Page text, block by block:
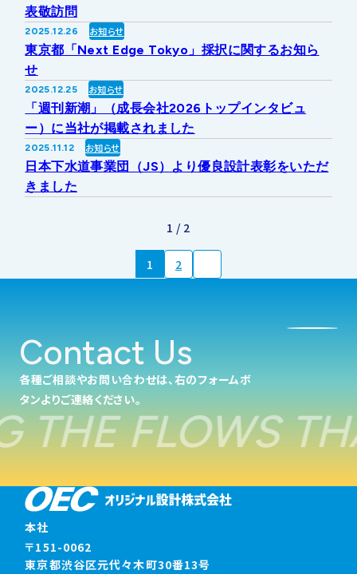
表敬訪問
2025.12.26 お知らせ
東京都「Next Edge Tokyo」採択に関するお知ら
せ
2025.12.25 お知らせ
「週刊新潮」（成長会社2026トップインタビュ
ー）に当社が掲載されました
2025.11.12 お知らせ
日本下水道事業団（JS）より優良設計表彰をいただ
きました
1 / 2
1 2
Contact Us
各種ご相談やお問い合わせは、右のフォームボ
タンよりご連絡ください。
THE FLOWS
本社
〒151-0062
東京都渋谷区元代々木町30番13号